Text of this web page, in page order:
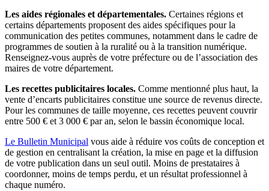
Les aides régionales et départementales. Certaines régions et
certains départements proposent des aides spécifiques pour la
communication des petites communes, notamment dans le cadre de
programmes de soutien à la ruralité ou à la transition numérique.
Renseignez-vous auprès de votre préfecture ou de l’association des
maires de votre département.
Les recettes publicitaires locales. Comme mentionné plus haut, la
vente d’encarts publicitaires constitue une source de revenus directe.
Pour les communes de taille moyenne, ces recettes peuvent couvrir
entre 500 € et 3 000 € par an, selon le bassin économique local.
Le Bulletin Municipal vous aide à réduire vos coûts de conception et
de gestion en centralisant la création, la mise en page et la diffusion
de votre publication dans un seul outil. Moins de prestataires à
coordonner, moins de temps perdu, et un résultat professionnel à
chaque numéro.